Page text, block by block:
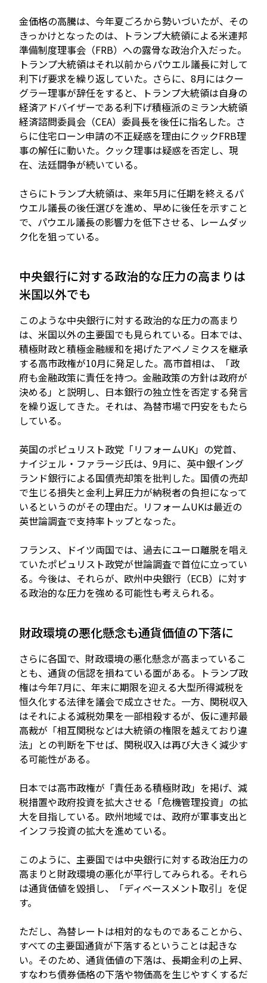
金価格の高騰は、今年夏ごろから勢いづいたが、その
きっかけとなったのは、トランプ大統領による米連邦
準備制度理事会（FRB）への露骨な政治介入だった。
トランプ大統領はそれ以前からパウエル議長に対して
利下げ要求を繰り返していた。さらに、8月にはクー
グラー理事が辞任をすると、トランプ大統領は自身の
経済アドバイザーである利下げ積極派のミラン大統領
経済諮問委員会（CEA）委員長を後任に指名した。さ
らに住宅ローン申請の不正疑惑を理由にクックFRB理
事の解任に動いた。クック理事は疑惑を否定し、現
在、法廷闘争が続いている。
さらにトランプ大統領は、来年5月に任期を終えるパ
ウエル議長の後任選びを進め、早めに後任を示すこと
で、パウエル議長の影響力を低下させる、レームダッ
ク化を狙っている。
中央銀行に対する政治的な圧力の高まりは
米国以外でも
このような中央銀行に対する政治的な圧力の高まり
は、米国以外の主要国でも見られている。日本では、
積極財政と積極金融緩和を掲げたアベノミクスを継承
する高市政権が10月に発足した。高市首相は、「政
府も金融政策に責任を持つ。金融政策の方針は政府が
決める」と説明し、日本銀行の独立性を否定する発言
を繰り返してきた。それは、為替市場で円安をもたら
している。
英国のポピュリスト政党「リフォームUK」の党首、
ナイジェル・ファラージ氏は、9月に、英中銀イング
ランド銀行による国債売却策を批判した。国債の売却
で生じる損失と金利上昇圧力が納税者の負担になって
いるというのがその理由だ。リフォームUKは最近の
英世論調査で支持率トップとなった。
フランス、ドイツ両国では、過去にユーロ離脱を唱え
ていたポピュリスト政党が世論調査で首位に立ってい
る。今後は、それらが、欧州中央銀行（ECB）に対す
る政治的な圧力を強める可能性も考えられる。
財政環境の悪化懸念も通貨価値の下落に
さらに各国で、財政環境の悪化懸念が高まっているこ
とも、通貨の信認を損ねている面がある。トランプ政
権は今年7月に、年末に期限を迎える大型所得減税を
恒久化する法律を議会で成立させた。一方、関税収入
はそれによる減税効果を一部相殺するが、仮に連邦最
高裁が「相互関税などは大統領の権限を越えており違
法」との判断を下せば、関税収入は再び大きく減少す
る可能性がある。
日本では高市政権が「責任ある積極財政」を掲げ、減
税措置や政府投資を拡大させる「危機管理投資」の拡
大を目指している。欧州地域では、政府が軍事支出と
インフラ投資の拡大を進めている。
このように、主要国では中央銀行に対する政治圧力の
高まりと財政環境の悪化が平行してみられる。それら
は通貨価値を毀損し、「ディベースメント取引」を促
す。
ただし、為替レートは相対的なものであることから、
すべての主要国通貨が下落するということは起きな
い。そのため、通貨価値の下落は、長期金利の上昇、
すなわち債券価格の下落や物価高を生じやすくするだ